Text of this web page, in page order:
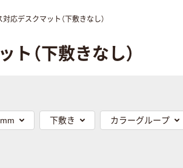
対応デスクマット（下敷きなし）
（下敷きなし）
下敷き カラーグループ